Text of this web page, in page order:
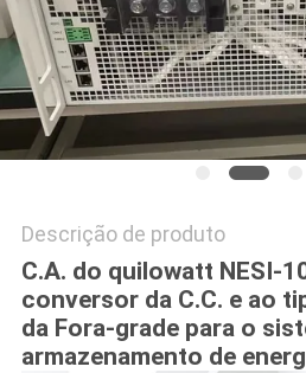
Descrição de produto
C.A. do quilowatt NESI-
conversor da C.C. e ao
da Fora-grade para o
armazenamento de